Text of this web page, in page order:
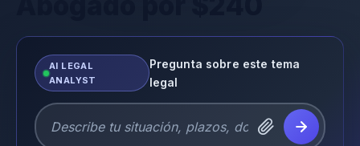
AI LEGAL
ANALYST
Pregunta sobre este tema
legal